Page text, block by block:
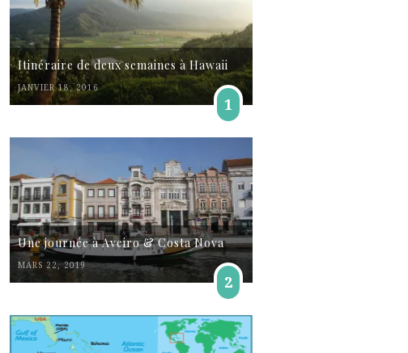
Itinéraire de deux semaines à Hawaii
JANVIER 18, 2016
1
Une journée à Aveiro & Costa Nova
MARS 22, 2019
2